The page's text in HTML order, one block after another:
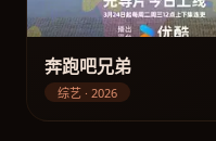
奔跑吧兄弟
综艺 · 2026